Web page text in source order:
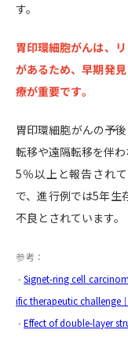
す。
胃印環細胞がんは、
があるため、早期発
療が重要です。
胃印環細胞がんの予
転移や遠隔転移を伴
5％以上と報告され
で、進行例では5年生
不良とされています。
参考：
・Signet-ring cell
ific therapeutic challenge
・ Effect of double-layer